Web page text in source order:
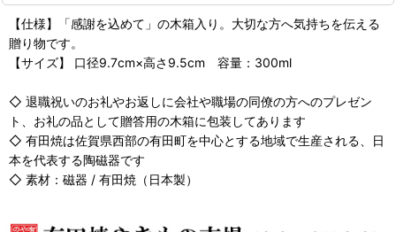
【仕様】「感謝を込めて」の木箱入り。大切な方へ気持ちを伝える
贈り物です。
【サイズ】 口径9.7cm×高さ9.5cm 容量：300ml
◇ 退職祝いのお礼やお返しに会社や職場の同僚の方へのプレゼン
ト、お礼の品として贈答用の木箱に包装してあります
◇ 有田焼は佐賀県西部の有田町を中心とする地域で生産される、日
本を代表する陶磁器です
◇ 素材：磁器 / 有田焼（日本製）